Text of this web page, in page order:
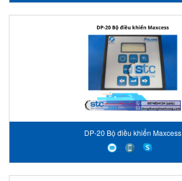
DP-20 Bộ điều khiển Maxcess